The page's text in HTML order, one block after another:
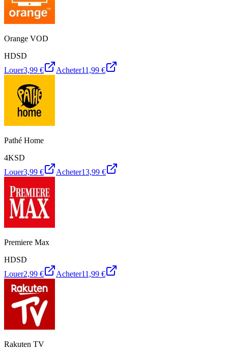
Orange VOD
HDSD
Louer3,99 € Acheter11,99 €
Pathé Home
4KSD
Louer3,99 € Acheter13,99 €
Premiere Max
HDSD
Louer2,99 € Acheter11,99 €
Rakuten TV